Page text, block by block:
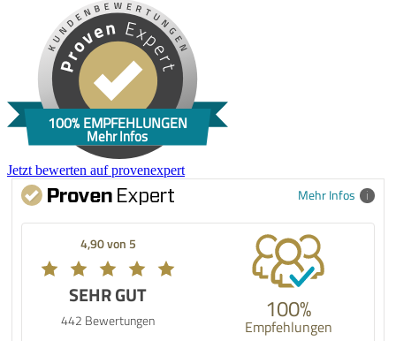
100% EMPFEHLUNGEN
Mehr Infos
Jetzt bewerten auf provenexpert
Mehr Infos
4,90 von 5
SEHR GUT
442 Bewertungen 100%
Empfehlungen